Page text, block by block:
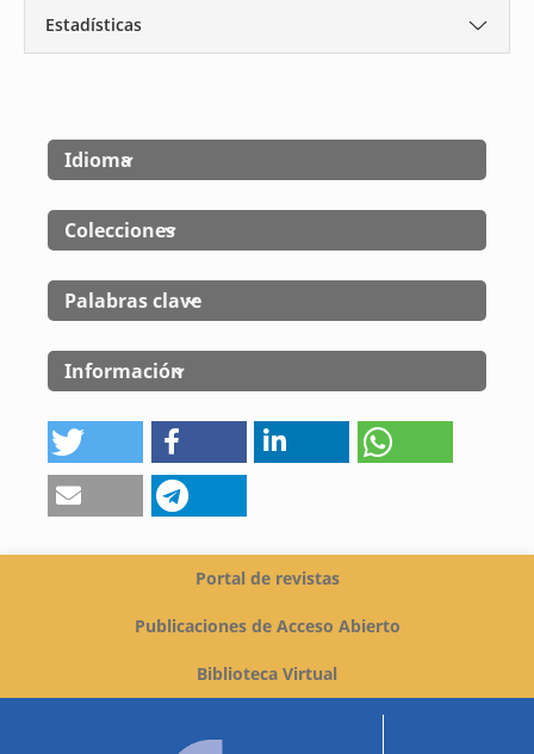
Estadísticas
Idioma
Colecciones
Palabras clave
Información
Portal de revistas
Publicaciones de Acceso Abierto
Biblioteca Virtual